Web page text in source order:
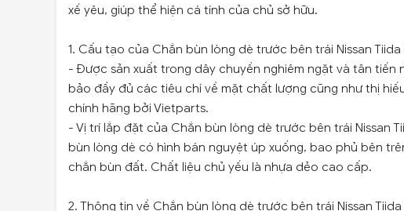
xế yêu, giúp thể hiện cá tính của chủ sở hữu.
1. Cấu tạo của Chắn bùn lòng dè trước bên trái Nissan Tiida
- Được sản xuất trong dây chuyền nghiêm ngặt và tân tiến
bảo đầy đủ các tiêu chí về mặt chất lượng cũng như thị
chính hãng bởi Vietparts.
- Vị trí lắp đặt của Chắn bùn lòng dè trước bên trái Nissan
bùn lòng dè có hình bán nguyệt úp xuống, bao phủ bên
chắn bùn đất. Chất liệu chủ yếu là nhựa dẻo cao cấp.
2. Thông tin về Chắn bùn lòng dè trước bên trái Nissan Tiida